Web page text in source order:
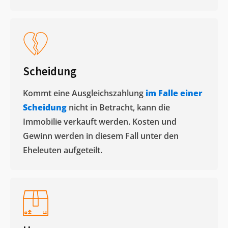
Scheidung
Kommt eine Ausgleichszahlung im Falle einer
Scheidung nicht in Betracht, kann die
Immobilie verkauft werden. Kosten und
Gewinn werden in diesem Fall unter den
Eheleuten aufgeteilt.​